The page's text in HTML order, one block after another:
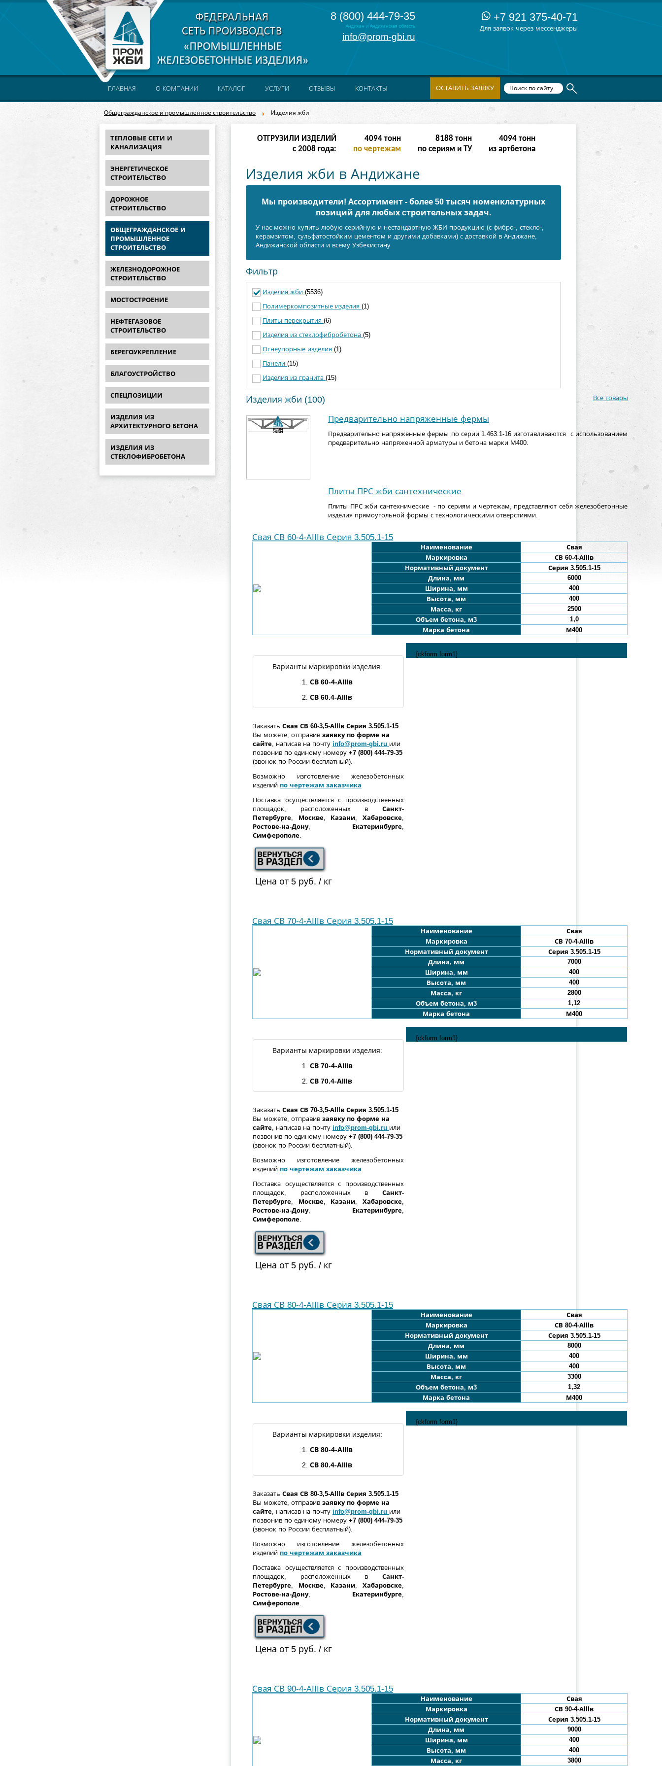
8 (800) 444-79-35
Андижан и Андижанская область
info@prom-gbi.ru
+7 921 375-40-71
Для заявок через мессенджеры
Общегражданское и промышленное строительство Изделия жби
ГЛАВНАЯ О КОМПАНИИ КАТАЛОГ УСЛУГИ ОТЗЫВЫ КОНТАКТЫ ОСТАВИТЬ ЗАЯВКУ
ТЕПЛОВЫЕ СЕТИ И
КАНАЛИЗАЦИЯ
ЭНЕРГЕТИЧЕСКОЕ
СТРОИТЕЛЬСТВО
ДОРОЖНОЕ
СТРОИТЕЛЬСТВО
ОБЩЕГРАЖДАНСКОЕ И
ПРОМЫШЛЕННОЕ
СТРОИТЕЛЬСТВО
ЖЕЛЕЗНОДОРОЖНОЕ
СТРОИТЕЛЬСТВО
МОСТОСТРОЕНИЕ
НЕФТЕГАЗОВОЕ
СТРОИТЕЛЬСТВО
БЕРЕГОУКРЕПЛЕНИЕ
БЛАГОУСТРОЙСТВО
СПЕЦПОЗИЦИИ
ИЗДЕЛИЯ ИЗ
АРХИТЕКТУРНОГО БЕТОНА
ИЗДЕЛИЯ ИЗ
СТЕКЛОФИБРОБЕТОНА
ОТГРУЗИЛИ ИЗДЕЛИЙ
с 2008 года:
16382тонн
по чертежам
32764 тонн
по сериям и ТУ
16382тонн
из артбетона
Изделия жби в Андижане
Мы производители! Ассортимент - более 50 тысяч номенклатурных
позиций для любых cтроительных задач.
У нас можно купить любую серийную и нестандартную ЖБИ продукцию (с фибро-, стекло-,
керамзитом, сульфатостойким цементом и другими добавками) с доставкой в Андижанe,
Андижанской области и всему Узбекистану
Фильтр
Изделия жби (5536)
Полимеркомпозитные изделия (1)
Плиты перекрытия (6)
Изделия из стеклофибробетона (5)
Огнеупорные изделия (1)
Панели (15)
Изделия из гранита (15)
Изделия жби (100) Все товары
Предварительно напряженные фермы
Предварительно напряженные фермы по серии 1.463.1-16 изготавливаются с использованием
предварительно напряженной арматуры и бетона марки М400.
Плиты ПРС жби сантехнические
Плиты ПРС жби сантехнические - по сериям и чертежам, представляют себя железобетонные
изделия прямоугольной формы с технологическими отверстиями.
Свая СВ 60-4-АIIIв Серия 3.505.1-15
Наименование
Свая
Маркировка
СВ 60-4-АIIIв
Нормативный документ
Серия 3.505.1-15
Длина, мм
6000
Ширина, мм
400
Высота, мм
400
Масса, кг
2500
Объем бетона, м3
1,0
Марка бетона
М400
Варианты маркировки изделия:
1.
СВ 60-4-АIIIв
2. СВ 60.4-АIIIв
Заказать Свая СВ 60-3,5-АIIIв Серия 3.505.1-15
Вы можете, отправив заявку по форме на
сайте , написав на почту info@prom-gbi.ru или
позвонив по единому номеру +7 (800) 444-79-35
(звонок по России бесплатный).
Возможно изготовление железобетонных
изделий по чертежам заказчика
Поставка осуществляется с производственных
площадок, расположенных в Санкт-
Петербурге
Москве, Казани ,Хабаровске
Ростове-на-Дону, Екатеринбурге
Симферополе
Цена от 5 руб. / кг
{ckform form1}
Свая СВ 70-4-АIIIв Серия 3.505.1-15
Наименование
Свая
Маркировка
СВ 70-4-АIIIв
Нормативный документ
Серия 3.505.1-15
Длина, мм
7000
Ширина, мм
400
Высота, мм
400
Масса, кг
2800
Объем бетона, м3
1,12
Марка бетона
М400
Варианты маркировки изделия:
1.
СВ 70-4-АIIIв
2. СВ 70.4-АIIIв
Заказать Свая СВ 70-3,5-АIIIв Серия 3.505.1-15
Вы можете, отправив заявку по форме на
сайте , написав на почту info@prom-gbi.ru или
позвонив по единому номеру +7 (800) 444-79-35
(звонок по России бесплатный).
Возможно изготовление железобетонных
изделий по чертежам заказчика
Поставка осуществляется с производственных
площадок, расположенных в Санкт-
Петербурге
Москве, Казани ,Хабаровске
Ростове-на-Дону, Екатеринбурге
Симферополе
Цена от 5 руб. / кг
{ckform form1}
Свая СВ 80-4-АIIIв Серия 3.505.1-15
Наименование
Свая
Маркировка
СВ 80-4-АIIIв
Нормативный документ
Серия 3.505.1-15
Длина, мм
8000
Ширина, мм
400
Высота, мм
400
Масса, кг
3300
Объем бетона, м3
1,32
Марка бетона
М400
Варианты маркировки изделия:
1.
СВ 80-4-АIIIв
2. СВ 80.4-АIIIв
Заказать Свая СВ 80-3,5-АIIIв Серия 3.505.1-15
Вы можете, отправив заявку по форме на
сайте , написав на почту info@prom-gbi.ru или
позвонив по единому номеру +7 (800) 444-79-35
(звонок по России бесплатный).
Возможно изготовление железобетонных
изделий по чертежам заказчика
Поставка осуществляется с производственных
площадок, расположенных в Санкт-
Петербурге
Москве, Казани ,Хабаровске
Ростове-на-Дону, Екатеринбурге
Симферополе
Цена от 5 руб. / кг
{ckform form1}
Свая СВ 90-4-АIIIв Серия 3.505.1-15
Наименование
Свая
Маркировка
СВ 90-4-АIIIв
Нормативный документ
Серия 3.505.1-15
Длина, мм
9000
Ширина, мм
400
Высота, мм
400
Масса, кг
3800